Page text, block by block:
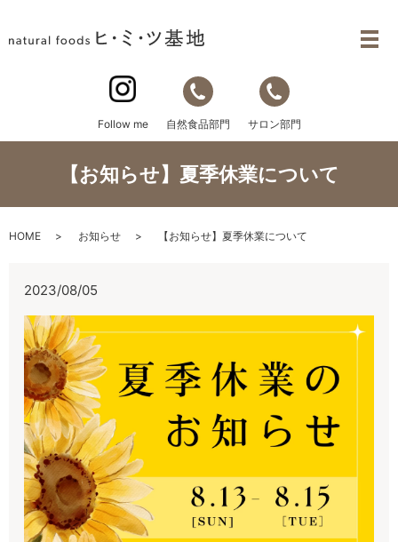
Follow me 自然食品部門 サロン部門
【お知らせ】夏季休業について
HOME お知らせ 【お知らせ】夏季休業について
2023/08/05